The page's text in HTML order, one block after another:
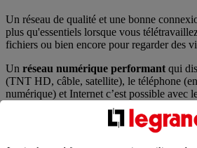
Un réseau de qualité et une bonne
plus qu'essentiels lorsque vous
fichiers ou bien encore pour regarder des
Un réseau numérique performant qui
(TNT HD, câble, satellite), le téléphone
numérique) et Internet c’est possible avec
Bénéficiez, avec un réseau
Wi-Fi câblé,
appareils multimédia tout enlibérant le